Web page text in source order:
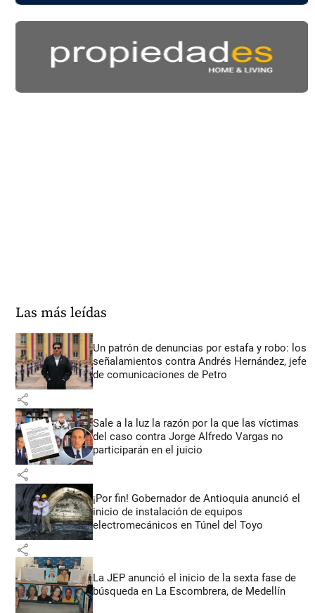
Las más leídas
Un patrón de denuncias por estafa y robo: los
señalamientos contra Andrés Hernández, jefe
de comunicaciones de Petro
share
Sale a la luz la razón por la que las víctimas
del caso contra Jorge Alfredo Vargas no
participarán en el juicio
share
¡Por fin! Gobernador de Antioquia anunció el
inicio de instalación de equipos
electromecánicos en Túnel del Toyo
share
La JEP anunció el inicio de la sexta fase de
búsqueda en La Escombrera, de Medellín